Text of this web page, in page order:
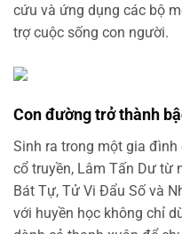
cứu và ứng dụng các bộ
trợ cuộc sống con người.
Con đường trở thành
Sinh ra trong một gia đình
cổ truyền, Lâm Tấn Dư từ
Bát Tự, Tử Vi Đẩu Số và
với huyền học không chỉ